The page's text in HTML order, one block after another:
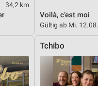
34,2 km
Voilà, c’est moi
Gültig ab Mi. 12.08.
Tchibo